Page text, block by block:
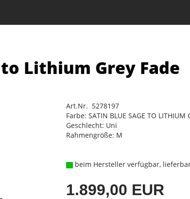
Lithium Grey Fade
Art.Nr. 5278197
Farbe: SATIN BLUE SAGE TO LITHIUM
Geschlecht: Uni
Rahmengröße: M
beim Hersteller verfügbar,
1.899,00 EUR